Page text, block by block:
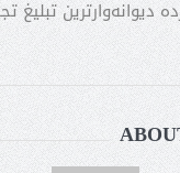
دیوانه‌وارترین تبلیغ